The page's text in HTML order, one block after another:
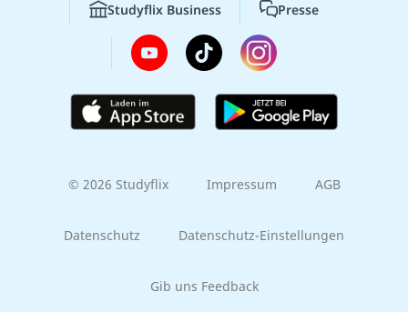
Studyflix Business Presse
© 2026 Studyflix Impressum AGB
Datenschutz Datenschutz-Einstellungen
Gib uns Feedback